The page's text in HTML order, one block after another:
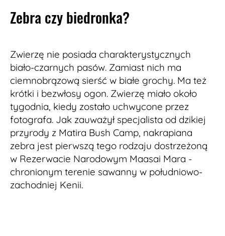
Zebra czy biedronka?
Zwierzę nie posiada charakterystycznych
biało-czarnych pasów. Zamiast nich ma
ciemnobrązową sierść w białe grochy. Ma też
krótki i bezwłosy ogon. Zwierzę miało około
tygodnia, kiedy zostało uchwycone przez
fotografa. Jak zauważył specjalista od dzikiej
przyrody z Matira Bush Camp, nakrapiana
zebra jest pierwszą tego rodzaju dostrzeżoną
w Rezerwacie Narodowym Maasai Mara -
chronionym terenie sawanny w południowo-
zachodniej Kenii.